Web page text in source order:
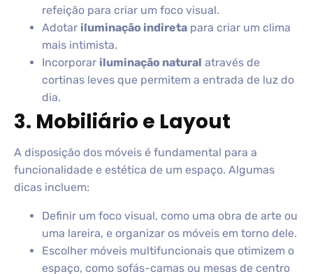
refeição para criar um foco visual.
Adotar iluminação indireta para criar um clima
mais intimista.
Incorporar iluminação natural através de
cortinas leves que permitem a entrada de luz do
dia.
3. Mobiliário e Layout
A disposição dos móveis é fundamental para a
funcionalidade e estética de um espaço. Algumas
dicas incluem:
Definir um foco visual, como uma obra de arte ou
uma lareira, e organizar os móveis em torno dele.
Escolher móveis multifuncionais que otimizem o
espaço, como sofás-camas ou mesas de centro